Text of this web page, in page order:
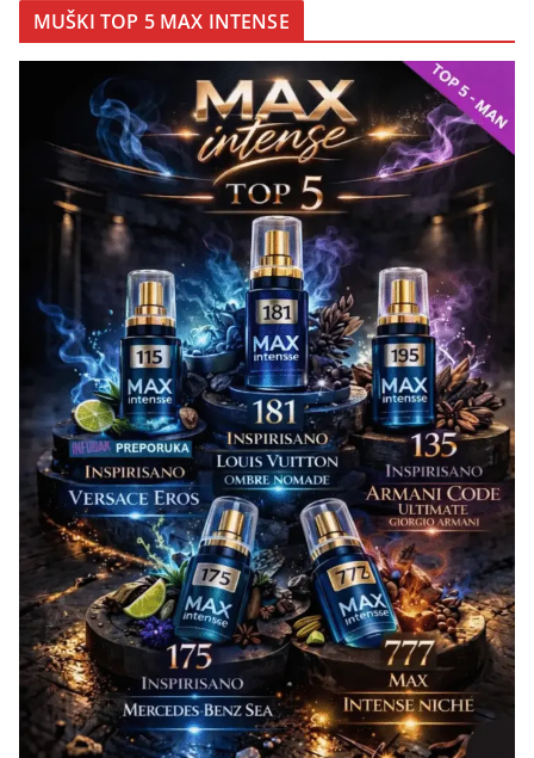
MUŠKI TOP 5 MAX INTENSE